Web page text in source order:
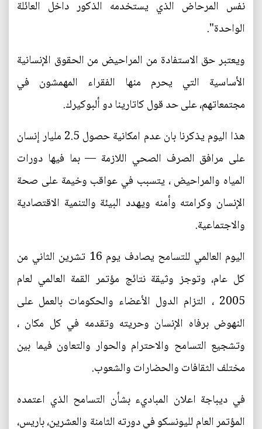
نفس المرحاض الذي يستخدمه الذكور داخل العائلة
الواحدة".
ويعتبر حق الاستفادة من المراحيض من الحقوق الإنسانية
الأساسية التي يحرم منها الفقراء المهمشون في
مجتمعاتهم، على حد قول كاتارينا دو ألبوكيرك.
هذا اليوم يذكرنا بان عدم امكانية حصول 2.5 مليار إنسان
على مرافق الصرف الصحي اللازمة — بما فيها دورات
المياه والمراحيض ، يتسبب في عواقب وخيمة على صحة
الإنسان وكرامته وأمنه ويهدد البيئة والتنمية الاقتصادية
والاجتماعية.
اليوم العالمي للتسامح يصادف يوم 16 تشرين الثاني من
كل عام، وتوجز وثيقة نتائج مؤتمر القمة العالمي لعام
2005 ، التزام الدول الأعضاء والحكومات بالعمل على
النهوض برفاه الإنسان وحريته وتقدمه في كل مكان ،
وتشجيع التسامح والاحترام والحوار والتعاون فيما بين
مختلف الثقافات والحضارات والشعوب.
في ديباجة اعلان المباديء بشأن التسامح الذي اعتمده
المؤتمر العام لليونسكو في دورته الثامنة والعشرين، باريس،